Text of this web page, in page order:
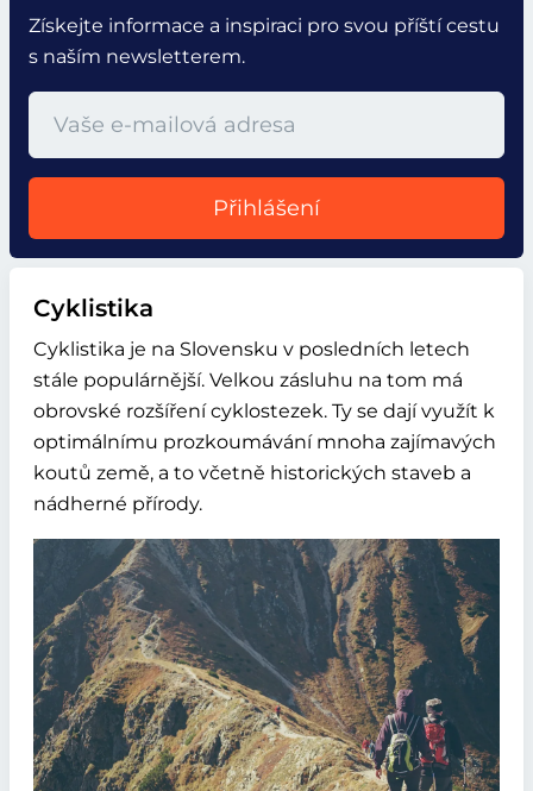
Získejte informace a inspiraci pro svou příští cestu
s naším newsletterem.
Přihlášení
Cyklistika
Cyklistika je na Slovensku v posledních letech
stále populárnější. Velkou zásluhu na tom má
obrovské rozšíření cyklostezek. Ty se dají využít k
optimálnímu prozkoumávání mnoha zajímavých
koutů země, a to včetně historických staveb a
nádherné přírody.